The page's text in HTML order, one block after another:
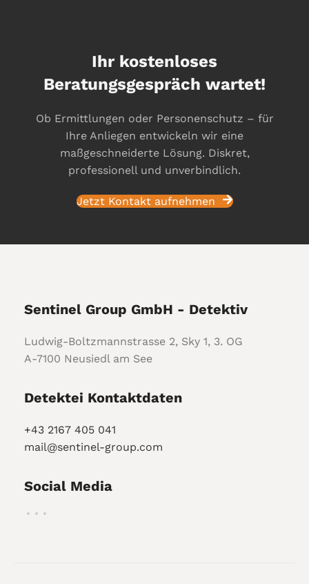
Ihr kostenloses
Beratungsgespräch wartet!
Ob Ermittlungen oder Personenschutz – für
Ihre Anliegen entwickeln wir eine
maßgeschneiderte Lösung. Diskret,
professionell und unverbindlich.
Jetzt Kontakt aufnehmen
Sentinel Group GmbH - Detektiv
Ludwig-Boltzmannstrasse 2, Sky 1, 3. OG
A-7100 Neusiedl am See
Detektei Kontaktdaten
+43 2167 405 041
mail@sentinel-group.com
Social Media